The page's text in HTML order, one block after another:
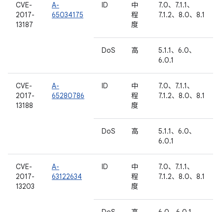
CVE-
2017-
13187
A-
65034175
ID
中
程
度
7.0、7.1.1、
7.1.2、8.0、8.1
DoS 高
5.1.1、6.0、
6.0.1
CVE-
2017-
13188
A-
65280786
ID
中
程
度
7.0、7.1.1、
7.1.2、8.0、8.1
DoS 高
5.1.1、6.0、
6.0.1
CVE-
2017-
13203
A-
63122634
ID
中
程
度
7.0、7.1.1、
7.1.2、8.0、8.1